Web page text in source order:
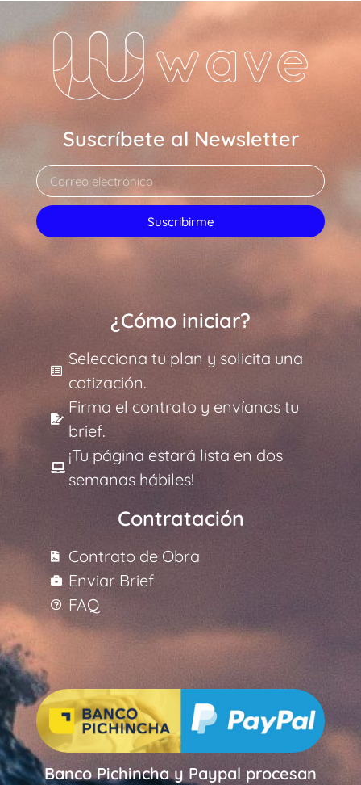
Suscríbete al Newsletter
Suscribirme
¿Cómo iniciar?
Selecciona tu plan y solicita una
cotización.
Firma el contrato y envíanos tu
brief.
¡Tu página estará lista en dos
semanas hábiles!
Contratación
Contrato de Obra
Enviar Brief
FAQ
Banco Pichincha y Paypal procesan